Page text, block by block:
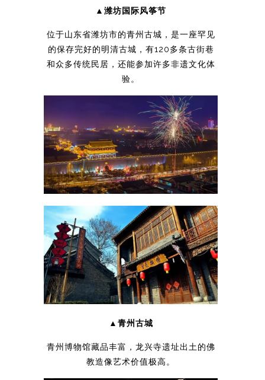
▲潍坊国际风筝节
位于山东省潍坊市的青州古城，是一座罕见
的保存完好的明清古城，有120多条古街巷
和众多传统民居，还能参加许多非遗文化体
验。
▲青州古城
青州博物馆藏品丰富，龙兴寺遗址出土的佛
教造像艺术价值极高。